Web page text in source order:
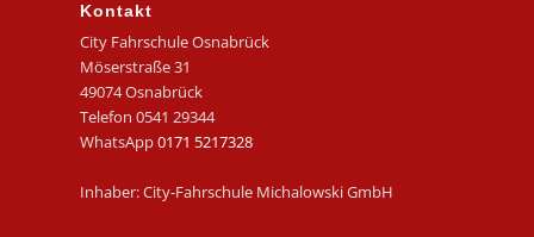
Kontakt
City Fahrschule Osnabrück
Möserstraße 31
49074 Osnabrück
Telefon 0541 29344
WhatsApp0171 5217328
Inhaber: City-Fahrschule Michalowski GmbH